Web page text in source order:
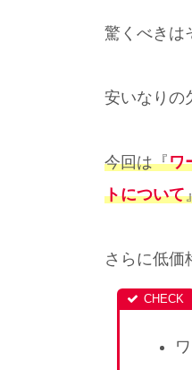
驚くべきは
安いなりの
今回は『ワ
トについて
さらに低価